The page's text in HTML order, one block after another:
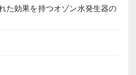
た効果を持つオゾン水発生器の